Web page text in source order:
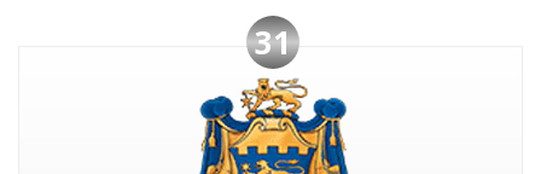
31